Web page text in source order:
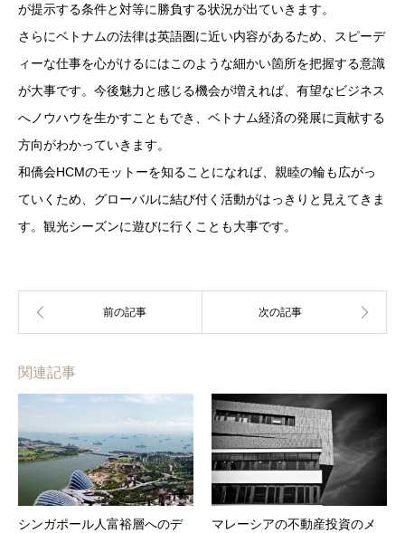
が提示する条件と対等に勝負する状況が出ていきます。
さらにベトナムの法律は英語圏に近い内容があるため、スピーデ
ィーな仕事を心がけるにはこのような細かい箇所を把握する意識
が大事です。今後魅力と感じる機会が増えれば、有望なビジネス
へノウハウを生かすこともでき、ベトナム経済の発展に貢献する
方向がわかっていきます。
和僑会HCMのモットーを知ることになれば、親睦の輪も広がっ
ていくため、グローバルに結び付く活動がはっきりと見えてきま
す。観光シーズンに遊びに行くことも大事です。
関連記事
シンガポール人富裕層へのデ
マレーシアの不動産投資のメ